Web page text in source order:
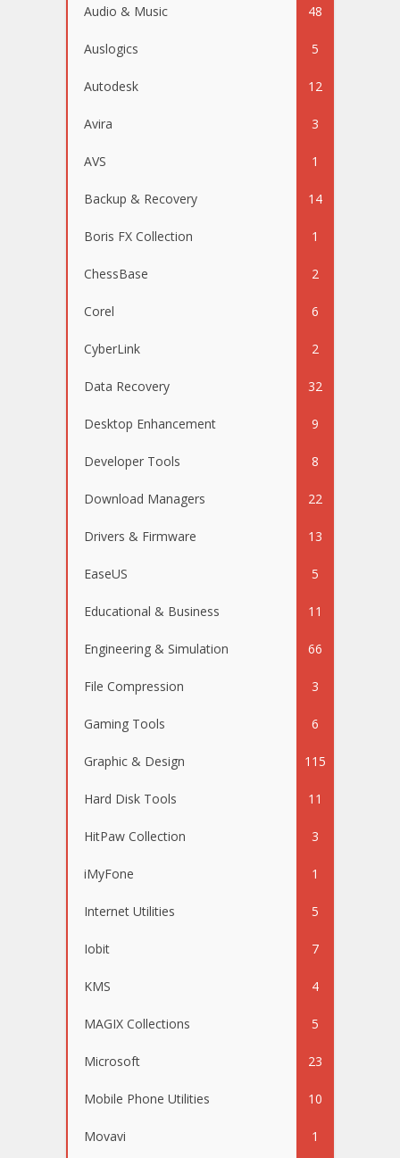
Audio & Music 48
Auslogics 5
Autodesk 12
Avira 3
AVS 1
Backup & Recovery 14
Boris FX Collection 1
ChessBase 2
Corel 6
CyberLink 2
Data Recovery 32
Desktop Enhancement 9
Developer Tools 8
Download Managers 22
Drivers & Firmware 13
EaseUS 5
Educational & Business 11
Engineering & Simulation 66
File Compression 3
Gaming Tools 6
Graphic & Design 115
Hard Disk Tools 11
HitPaw Collection 3
iMyFone 1
Internet Utilities 5
Iobit 7
KMS 4
MAGIX Collections 5
Microsoft 23
Mobile Phone Utilities 10
Movavi 1